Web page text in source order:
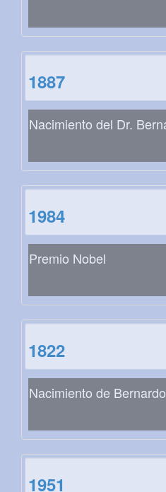
1887
Nacimiento del Dr.
1984
Premio Nobel
1822
Nacimiento de
1951